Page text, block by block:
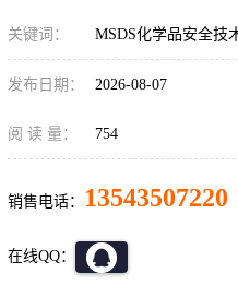
关键词： MSDS化学品安全技
发布日期： 2026-08-07
阅 读 量： 754
销售电话： 13543507220
在线QQ：